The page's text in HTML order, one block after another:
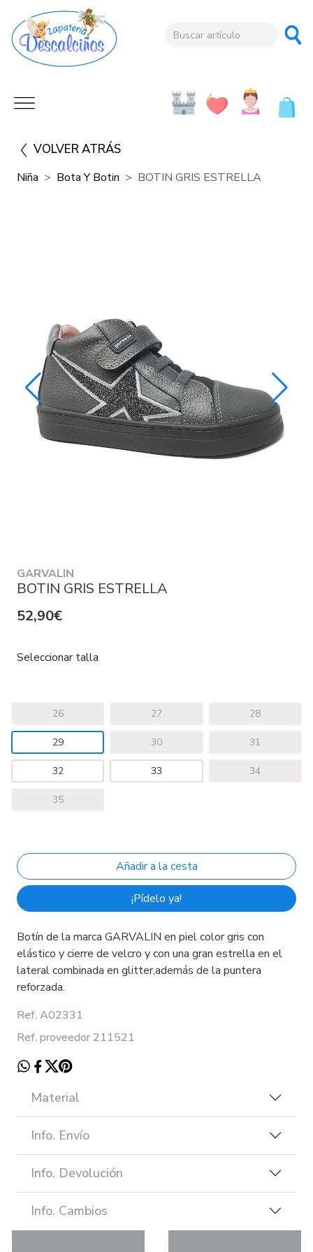
VOLVER ATRÁS
Niña Bota Y Botin BOTIN GRIS ESTRELLA
GARVALIN
BOTIN GRIS ESTRELLA
52,90€
Seleccionar talla
26 27 28
29 30 31
32 33 34
35
¡Pídelo ya!
Botín de la marca GARVALIN en piel color gris con
elástico y cierre de velcro y con una gran estrella en el
lateral combinada en glitter,además de la puntera
reforzada.
Ref. A02331
Ref. proveedor 211521
Material
Info. Envío
Info. Devolución
Info. Cambios